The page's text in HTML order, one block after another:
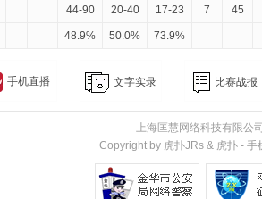
44-90 20-40 17-23 7 45
48.9% 50.0% 73.9%
手机直播 文字实录 比赛战报
上海匡慧网络科技有限公
Copyright by 虎扑JRs & 虎扑 - 手